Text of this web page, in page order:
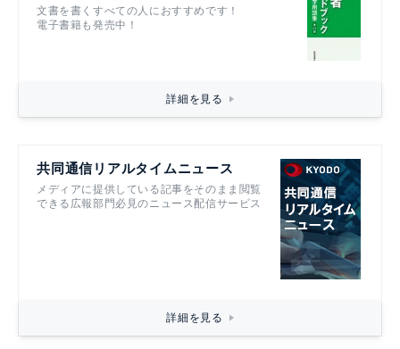
文書を書くすべての人におすすめです！
電子書籍も発売中！
詳細を見る
共同通信リアルタイムニュース
メディアに提供している記事をそのまま閲覧
できる広報部門必見のニュース配信サービス
詳細を見る